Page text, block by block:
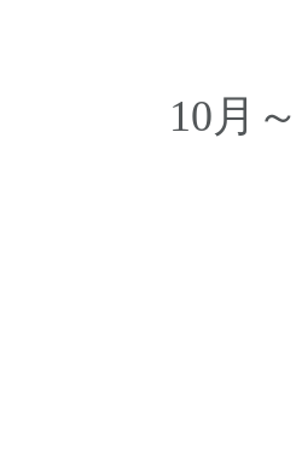
10月